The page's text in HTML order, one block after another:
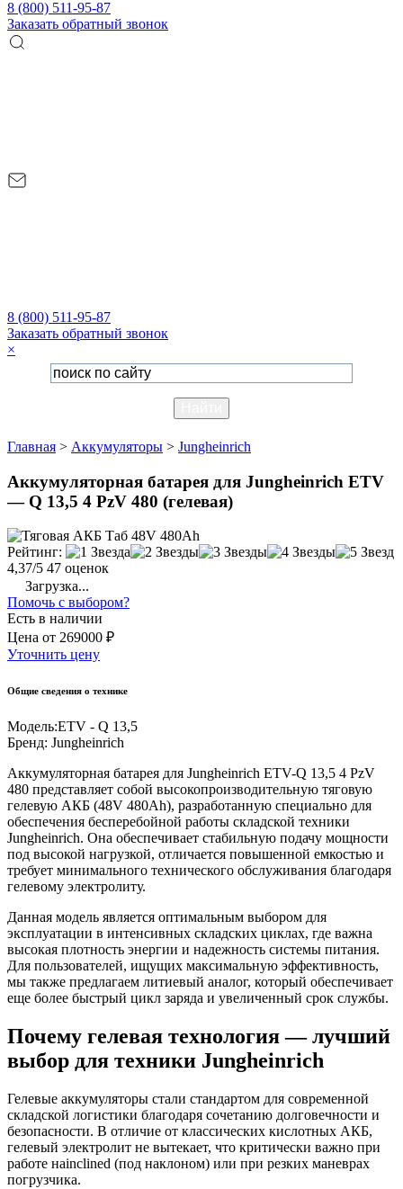
8 (800) 511-95-87
Заказать обратный звонок
8 (800) 511-95-87
Заказать обратный звонок
×
Главная > Аккумуляторы > Jungheinrich
Аккумуляторная батарея для Jungheinrich ETV
— Q 13,5 4 PzV 480 (гелевая)
Рейтинг:
4,37/5 47 оценок
Загрузка...
Помочь с выбором?
Есть в наличии
Цена от 269000 ₽
Уточнить цену
Общие сведения о технике
Модель:ETV - Q 13,5
Бренд: Jungheinrich
Аккумуляторная батарея для Jungheinrich ETV-Q 13,5 4 PzV
480 представляет собой высокопроизводительную тяговую
гелевую АКБ (48V 480Ah), разработанную специально для
обеспечения бесперебойной работы складской техники
Jungheinrich. Она обеспечивает стабильную подачу мощности
под высокой нагрузкой, отличается повышенной емкостью и
требует минимального технического обслуживания благодаря
гелевому электролиту.
Данная модель является оптимальным выбором для
эксплуатации в интенсивных складских циклах, где важна
высокая плотность энергии и надежность системы питания.
Для пользователей, ищущих максимальную эффективность,
мы также предлагаем литиевый аналог, который обеспечивает
еще более быстрый цикл заряда и увеличенный срок службы.
Почему гелевая технология — лучший
выбор для техники Jungheinrich
Гелевые аккумуляторы стали стандартом для современной
складской логистики благодаря сочетанию долговечности и
безопасности. В отличие от классических кислотных АКБ,
гелевый электролит не вытекает, что критически важно при
работе наinclined (под наклоном) или при резких маневрах
погрузчика.